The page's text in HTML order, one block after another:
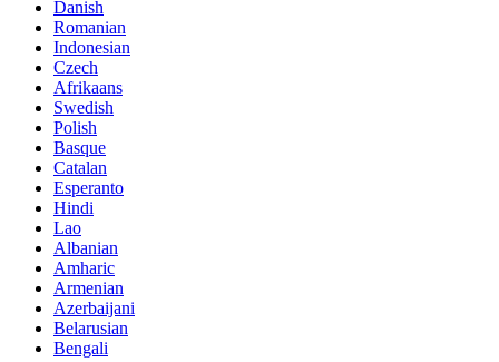
Danish
Romanian
Indonesian
Czech
Afrikaans
Swedish
Polish
Basque
Catalan
Esperanto
Hindi
Lao
Albanian
Amharic
Armenian
Azerbaijani
Belarusian
Bengali